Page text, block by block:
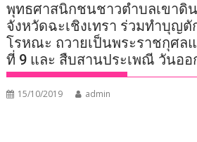
พุทธศาสนิกชนชาวตำบลเขาดิน
จังหวัดฉะเชิงเทรา ร่วมทำบุญตั
โรหณะ ถวายเป็นพระราชกุศล
ที่ 9 และ สืบสานประเพณี วันออ
15/10/2019 admin